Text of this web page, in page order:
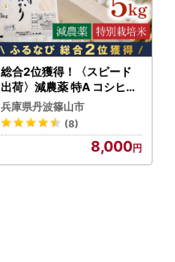
総合2位獲得！〈スピード
出荷〉減農薬 特A コシヒカ
リ 5kg 丹波篠山産 特別栽培
米 こしひかり
兵庫県丹波篠山市
(8)
8,000